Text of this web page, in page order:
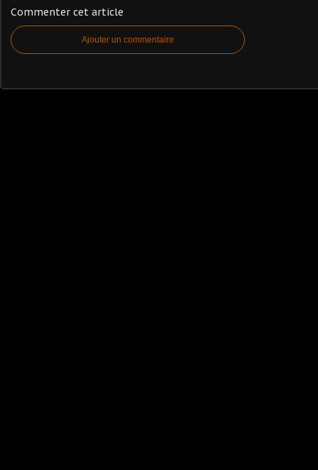
Commenter cet article
Ajouter un commentaire